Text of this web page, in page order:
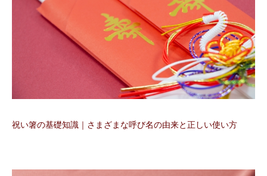
祝い箸の基礎知識｜さまざまな呼び名の由来と正しい使い方